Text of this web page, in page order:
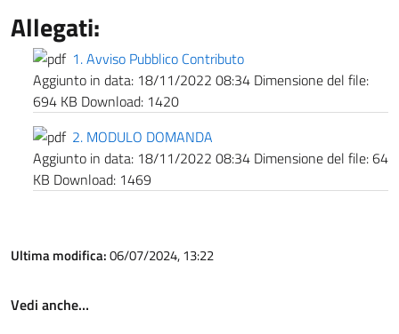
Allegati:
1. Avviso Pubblico Contributo
Aggiunto in data: 18/11/2022 08:34 Dimensione del file:
694 KB Download: 1420
2. MODULO DOMANDA
Aggiunto in data: 18/11/2022 08:34 Dimensione del file:64
KB Download: 1469
Ultima modifica:06/07/2024, 13:22
Vedi anche…